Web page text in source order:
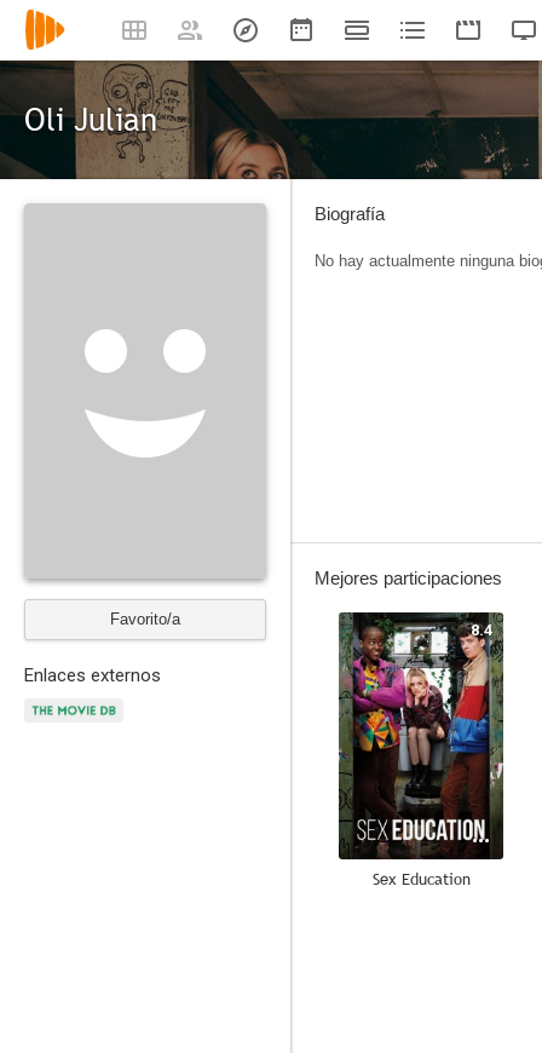
Oli Julian
Favorito/a
Enlaces externos
Biografía
No hay actualmente ninguna
Mejores participaciones
8.4
Sex Education